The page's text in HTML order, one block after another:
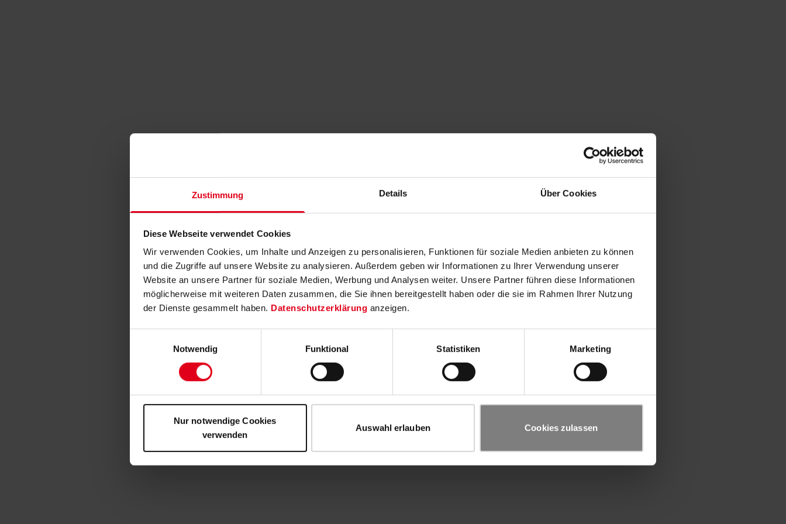
Zustimmung Details Über Cookies
Diese Webseite verwendet Cookies
Wir verwenden Cookies, um Inhalte und Anzeigen zu personalisieren, Funktionen für soziale Medien anbieten zu können
und die Zugriffe auf unsere Website zu analysieren. Außerdem geben wir Informationen zu Ihrer Verwendung unserer
Website an unsere Partner für soziale Medien, Werbung und Analysen weiter. Unsere Partner führen diese Informationen
möglicherweise mit weiteren Daten zusammen, die Sie ihnen bereitgestellt haben oder die sie im Rahmen Ihrer Nutzung
der Dienste gesammelt haben. Datenschutzerklärung anzeigen.
Notwendig
Funktional Statistiken Marketing
Nur notwendige Cookies
verwenden
Auswahl erlauben Cookies zulassen